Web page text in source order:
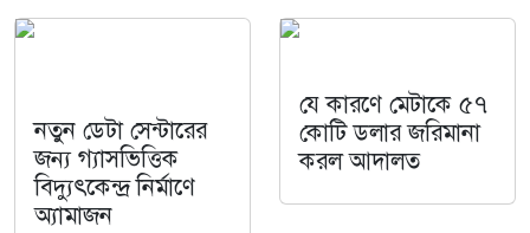
নতুন ডেটা সেন্টারের
জন্য গ্যাসভিত্তিক
বিদ্যুৎকেন্দ্র নির্মাণে
অ্যামাজন
যে কারণে মেটাকে ৫৭
কোটি ডলার জরিমানা
করল আদালত